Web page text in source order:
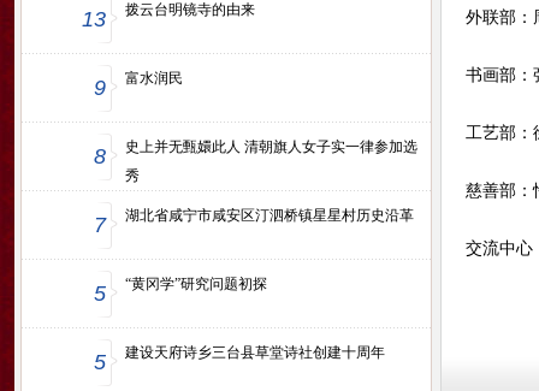
13 拨云台明镜寺的由来
9 富水润民
8
史上并无甄嬛此人 清朝旗人女子实一律参加选
秀
7 湖北省咸宁市咸安区汀泗桥镇星星村历史沿革
5 “黄冈学”研究问题初探
5 建设天府诗乡三台县草堂诗社创建十周年
外联部：
书画部：
工艺部：
慈善部：
交流中